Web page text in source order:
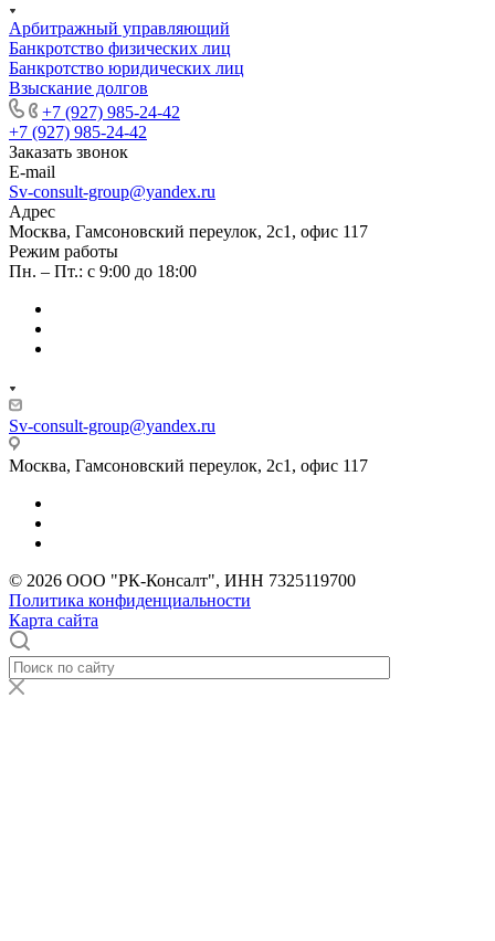
Арбитражный управляющий
Банкротство физических лиц
Банкротство юридических лиц
Взыскание долгов
+7 (927) 985-24-42
+7 (927) 985-24-42
Заказать звонок
E-mail
Sv-consult-group@yandex.ru
Адрес
Москва, Гамсоновский переулок, 2с1, офис 117
Режим работы
Пн. – Пт.: с 9:00 до 18:00
Sv-consult-group@yandex.ru
Москва, Гамсоновский переулок, 2с1, офис 117
© 2026 ООО "РК-Консалт", ИНН 7325119700
Политика конфиденциальности
Карта сайта